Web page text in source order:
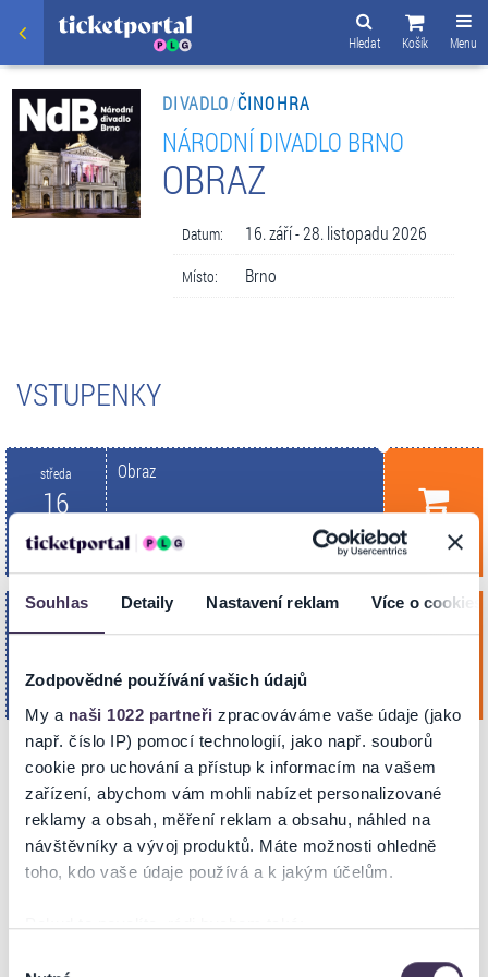
Souhlas Detaily Nastavení reklam Více o cookies
Zodpovědné používání vašich údajů
My a naši 1022 partneři zpracováváme vaše údaje (jako
např. číslo IP) pomocí technologií, jako např. souborů
cookie pro uchování a přístup k informacím na vašem
zařízení, abychom vám mohli nabízet personalizované
reklamy a obsah, měření reklam a obsahu, náhled na
návštěvníky a vývoj produktů. Máte možnosti ohledně
toho, kdo vaše údaje používá a k jakým účelům.
Pokud to povolíte, rádi bychom také:
Menu
Košík
Hledat
DIVADLO/ČINOHRA
NÁRODNÍ DIVADLO BRNO
OBRAZ
Datum: 16. září - 28. listopadu 2026
Místo: Brno
VSTUPENKY
středa
16
Zář. 2026
19:00
Obraz
BRNO
28
Lis. 2026
19:00
Obraz
Reduta Divad. sál
BRNO
NA MAPĚ